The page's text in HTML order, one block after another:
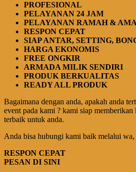
PROFESIONAL
PELAYANAN 24 JAM
PELAYANAN RAMAH &
RESPON CEPAT
SIAP ANTAR, SETTING,
HARGA EKONOMIS
FREE ONGKIR
ARMADA MILIK SENDIRI
PRODUK BERKUALITAS
READY ALL PRODUK
Bagaimana dengan anda, apakah anda
event pada kami ? kami siap
terbaik untuk anda.
Anda bisa hubungi kami baik melalui wa,
RESPON CEPAT
PESAN DI SINI